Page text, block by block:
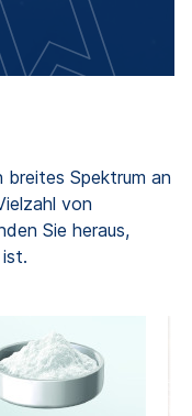
Spektrum an
von
Sie heraus,